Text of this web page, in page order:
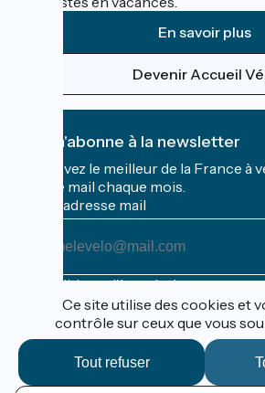
En savoir plus
Devenir Accueil
Je m'abonne à la newsletter
Recevez le meilleur de la France à
boîte mail chaque mois.
Mon adresse mail
Mon
adresse
mail
Conditions d'inscription
Financé dans le cadre de
Ce site utilise des cookies et
contrôle sur ceux que vous
Tout refuser